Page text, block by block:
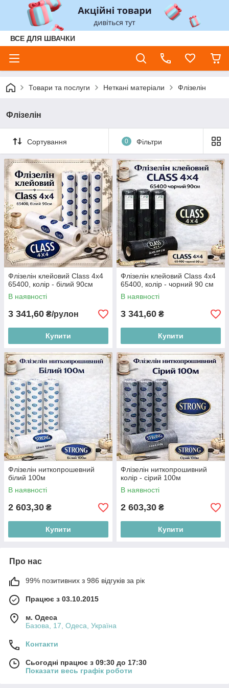
ВСЕ ДЛЯ ШВАЧКИ
Товари та послуги Неткані матеріали Флізелін
Флізелін
Сортування 0 Фільтри
Флізелін клейовий Class 4x4
65400, колір - білий 90см
В наявності
3 341,60 ₴/рулон
Купити
Флізелін клейовий Class 4x4
65400, колір - чорний 90 см
В наявності
3 341,60 ₴
Купити
Флізелін ниткопрошевний
білий 100м
В наявності
2 603,30 ₴
Купити
Флізелін ниткопрошивний
колір - сірий 100м
В наявності
2 603,30 ₴
Купити
Про нас
99% позитивних з 986 відгуків за рік
Працює з 03.10.2015
м. Одеса
Базова, 17, Одеса, Україна
Контакти
Сьогодні працює з 09:30 до 17:30
Показати весь графік роботи